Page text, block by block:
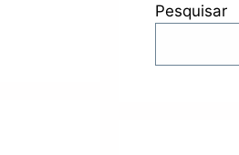
Pesquisar